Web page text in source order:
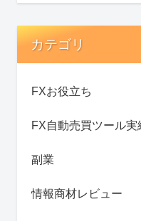
カテゴリ
FXお役立ち
FX自動売買ツール実
副業
情報商材レビュー